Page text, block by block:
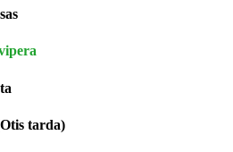
tarda)